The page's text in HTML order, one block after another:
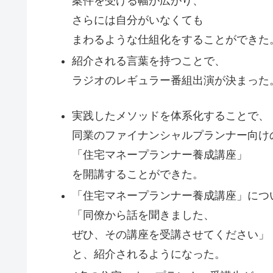
さらには自分がいなくても
まわるような仕組化をすることができた
紹介される言葉を持つことで、
ラジオのレギュラー番組出演が決まった
実践したメソッドを体系化することで、
同業のファイナンシャルプランナー向け
「住宅マネープランナー養成講座」
を開講することができた。
「住宅マネープランナー養成講座」につ
「同僚から話を聞きました、
ぜひ、その講座を受講させてください」
と、紹介されるようになった。